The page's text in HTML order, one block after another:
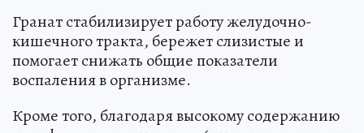
Гранат стабилизирует работу желудочно-
кишечного тракта, бережет слизистые и
помогает снижать общие показатели
воспаления в организме.
Кроме того, благодаря высокому содержанию